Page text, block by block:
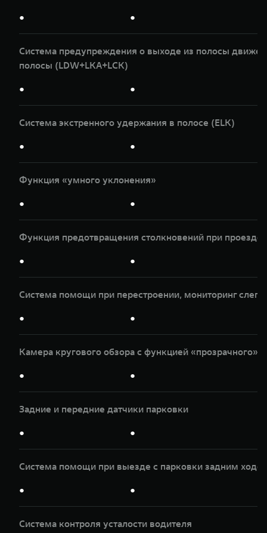
● ●
Система предупреждения о выходе из полосы
полосы (LDW+LKA+LCK)
● ●
Система экстренного удержания в полосе (ELK)
● ●
Функция «умного уклонения»
● ●
Функция предотвращения столкновений при проезде
● ●
Система помощи при перестроении, мониторинг
● ●
Камера кругового обзора с функцией «прозрачного»
● ●
Задние и передние датчики парковки
● ●
Система помощи при выезде с парковки задним
● ●
Система контроля усталости водителя